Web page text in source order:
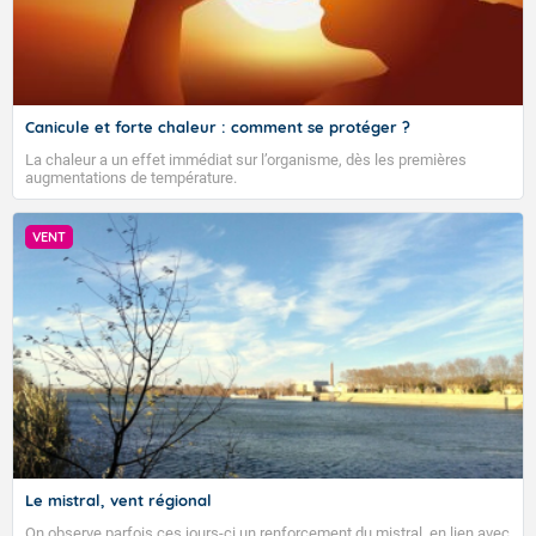
Canicule et forte chaleur : comment se protéger ?
La chaleur a un effet immédiat sur l’organisme, dès les premières
augmentations de température.
VENT
Le mistral, vent régional